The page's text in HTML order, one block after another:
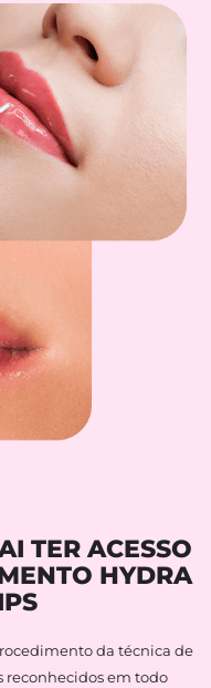
TER ACESSO
HYDRA
da técnica de
reconhecidos em todo